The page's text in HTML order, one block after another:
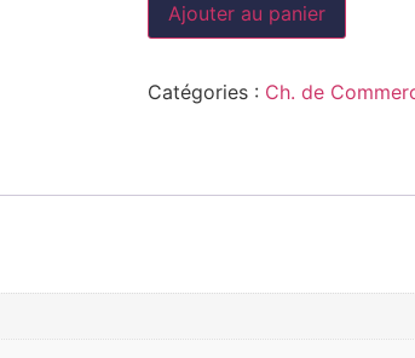
Ajouter au panier
Catégories : Ch. de